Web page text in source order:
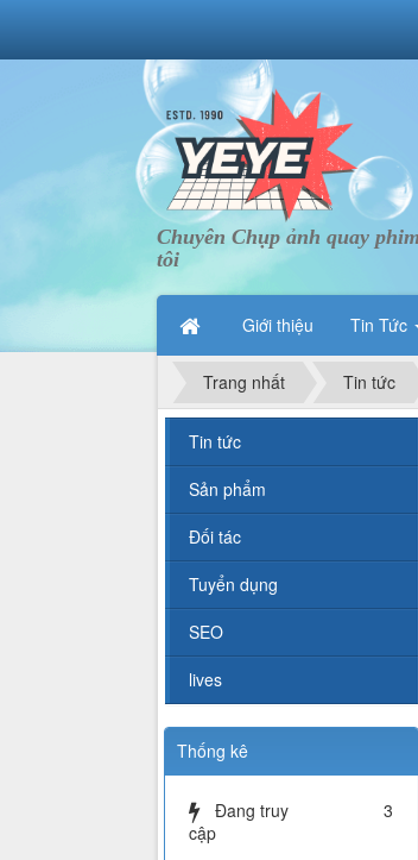
Chuyên Chụp ảnh quay
tôi
Giới thiệu Tin Tức
Trang nhất Tin tức
Tin tức
Sản phẩm
Đối tác
Tuyển dụng
SEO
lives
Thống kê
Đang truy
cập
3